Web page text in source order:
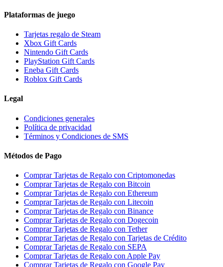
Plataformas de juego
Tarjetas regalo de Steam
Xbox Gift Cards
Nintendo Gift Cards
PlayStation Gift Cards
Eneba Gift Cards
Roblox Gift Cards
Legal
Condiciones generales
Política de privacidad
Términos y Condiciones de SMS
Métodos de Pago
Comprar Tarjetas de Regalo con Criptomonedas
Comprar Tarjetas de Regalo con Bitcoin
Comprar Tarjetas de Regalo con Ethereum
Comprar Tarjetas de Regalo con Litecoin
Comprar Tarjetas de Regalo con Binance
Comprar Tarjetas de Regalo con Dogecoin
Comprar Tarjetas de Regalo con Tether
Comprar Tarjetas de Regalo con Tarjetas de Crédito
Comprar Tarjetas de Regalo con SEPA
Comprar Tarjetas de Regalo con Apple Pay
Comprar Tarjetas de Regalo con Google Pay